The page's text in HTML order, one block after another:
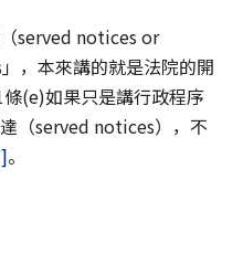
served notices or
，本來講的就是法院的開
(e)如果只是講行政程序
（served notices），不
。